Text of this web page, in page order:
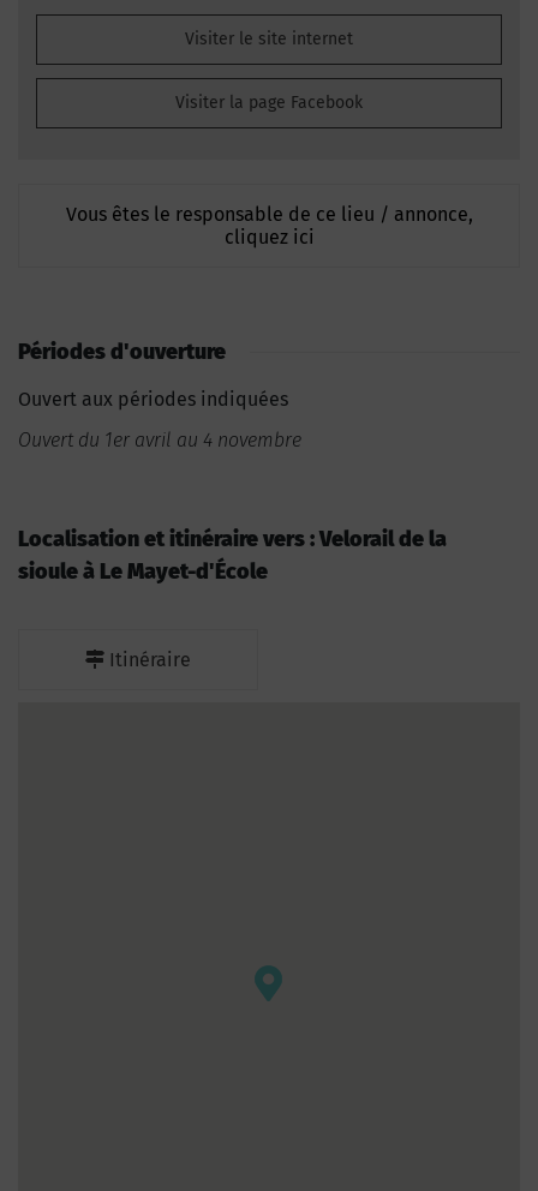
Visiter le site internet
Visiter la page Facebook
Vous êtes le responsable de ce lieu / annonce,
cliquez ici
Périodes d'ouverture
Ouvert aux périodes indiquées
Ouvert du 1er avril au 4 novembre
Localisation et itinéraire vers : Velorail de la
sioule à Le Mayet-d'École
Itinéraire